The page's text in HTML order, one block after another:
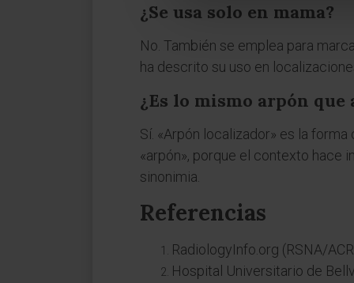
¿Se usa solo en mama?
No. También se emplea para
ha descrito su uso en
¿Es lo mismo arpón
Sí. «Arpón localizador» es la
«arpón», porque el contexto hace
sinonimia.
Referencias
RadiologyInfo.org (RSNA/
Hospital Universitario de